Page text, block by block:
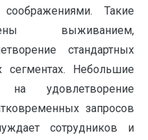
Такие
выживанием,
стандартных
сегментах. Небольшие
на удовлетворение
запросов
сотрудников и